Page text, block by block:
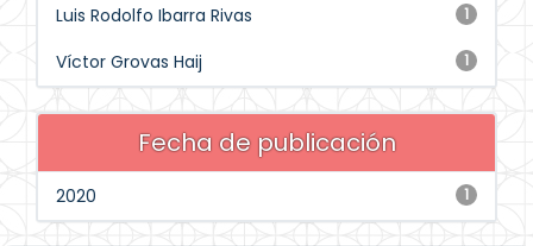
1
Luis Rodolfo Ibarra Rivas
1
Víctor Grovas Haij
Fecha de publicación
1
2020